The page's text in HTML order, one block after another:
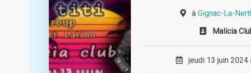
à Gignac-La-
Malicia
jeudi 13 juin 2024